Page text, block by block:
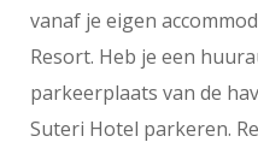
vanaf je eigen
Resort. Heb je een
parkeerplaats van de
Suteri Hotel parkeren.